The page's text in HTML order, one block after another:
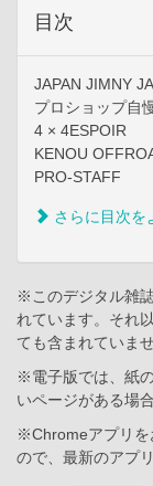
目次
JAPAN JIMNY
プロショップ自
4 × 4ESPOIR
KENOU
PRO-STAFF
さらに目次を
※このデジタル雑
れています。それ
ても含まれていま
※電子版では、紙
いページがある場
※Chromeアプリを
ので、最新のアプ